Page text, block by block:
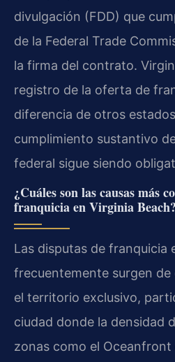
divulgación (FDD) que
de la Federal Trade
la firma del contrato.
registro de la oferta de
diferencia de otros
cumplimiento sustantivo
federal sigue siendo
¿Cuáles son las causas más
franquicia en Virginia Beach?
Las disputas de franquicia
frecuentemente surgen de
el territorio exclusivo,
ciudad donde la densidad
zonas como el